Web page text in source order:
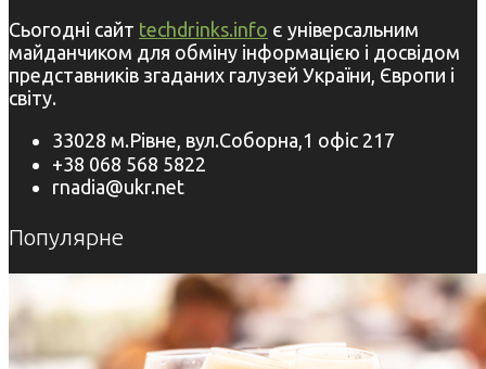
Сьогодні сайт techdrinks.info є універсальним
майданчиком для обміну інформацією і досвідом
представників згаданих галузей України, Європи і
світу.
33028 м.Рівне, вул.Соборна,1 офіс 217
+38 068 568 5822
rnadia@ukr.net
Популярне